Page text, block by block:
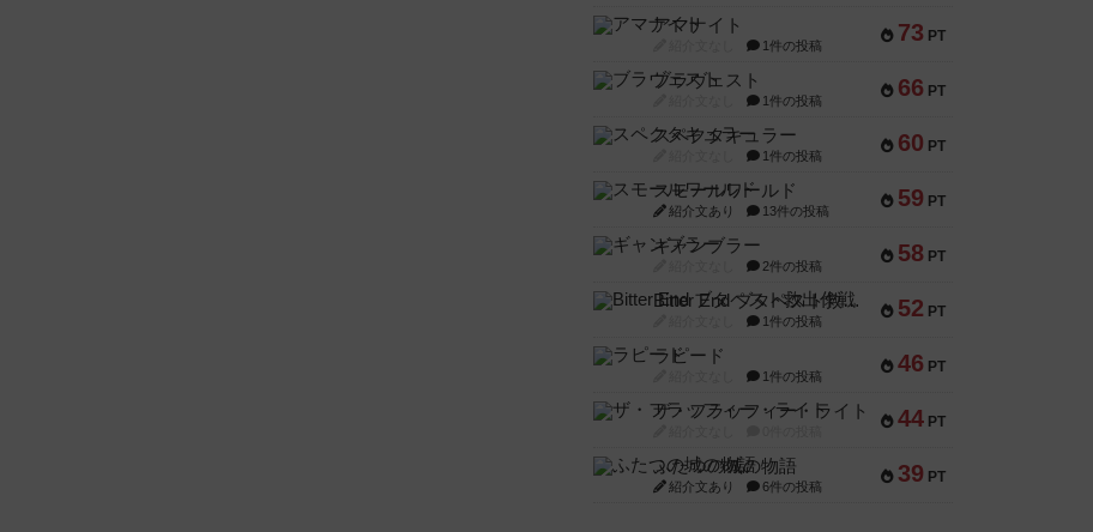
73 PT
アマナイト
1件の投稿
66 PT
ブラヴェスト
1件の投稿
60 PT
スペクタキュラー
1件の投稿
59 PT
スモールワールド
紹介文あり 13件の投稿
58 PT
ギャンブラー
2件の投稿
52 PT
Bitter End ブタペスト救出作戦
1件の投稿
46 PT
ラピード
1件の投稿
44 PT
ザ・フラッフィー・ライト
39 PT
ふたつの城の物語
紹介文あり 6件の投稿